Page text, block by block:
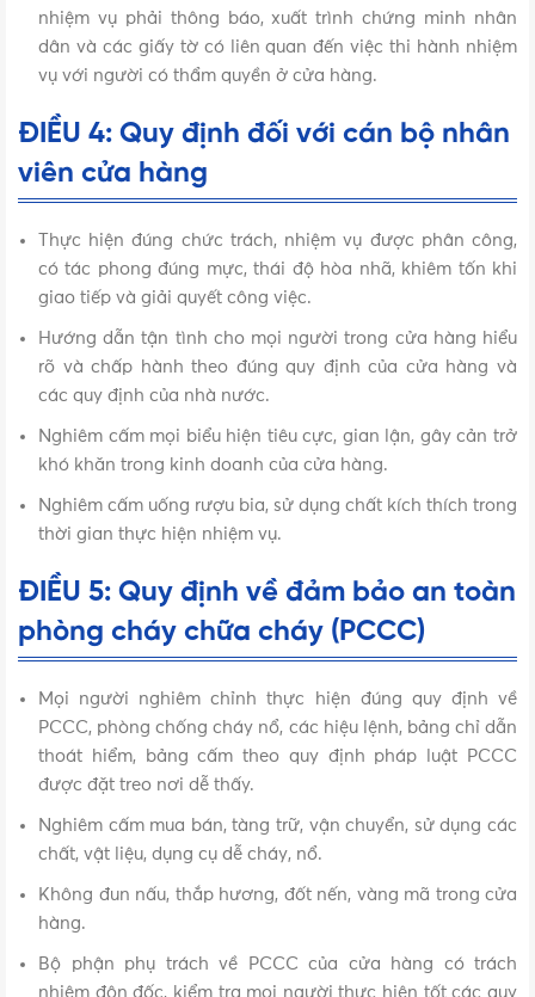
nhiệm vụ phải thông báo, xuất trình chứng minh nhân
dân và các giấy tờ có liên quan đến việc thi hành nhiệm
vụ với người có thẩm quyền ở cửa hàng.
ĐIỀU 4: Quy định đối với cán bộ nhân
viên cửa hàng
Thực hiện đúng chức trách, nhiệm vụ được phân công,
có tác phong đúng mực, thái độ hòa nhã, khiêm tốn khi
giao tiếp và giải quyết công việc.
Hướng dẫn tận tình cho mọi người trong cửa hàng hiểu
rõ và chấp hành theo đúng quy định của cửa hàng và
các quy định của nhà nước.
Nghiêm cấm mọi biểu hiện tiêu cực, gian lận, gây cản trở
khó khăn trong kinh doanh của cửa hàng.
Nghiêm cấm uống rượu bia, sử dụng chất kích thích trong
thời gian thực hiện nhiệm vụ.
ĐIỀU 5: Quy định về đảm bảo an toàn
phòng cháy chữa cháy (PCCC)
Mọi người nghiêm chỉnh thực hiện đúng quy định về
PCCC, phòng chống cháy nổ, các hiệu lệnh, bảng chỉ dẫn
thoát hiểm, bảng cấm theo quy định pháp luật PCCC
được đặt treo nơi dễ thấy.
Nghiêm cấm mua bán, tàng trữ, vận chuyển, sử dụng các
chất, vật liệu, dụng cụ dễ cháy, nổ.
Không đun nấu, thắp hương, đốt nến, vàng mã trong cửa
hàng.
Bộ phận phụ trách về PCCC của cửa hàng có trách
nhiệm đôn đốc, kiểm tra mọi người thực hiện tốt các quy